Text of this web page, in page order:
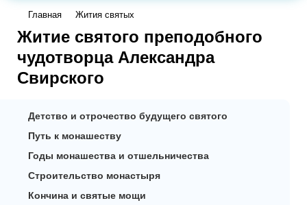
Главная Жития святых
Житие святого преподобного
чудотворца Александра
Свирского
Детство и отрочество будущего святого
Путь к монашеству
Годы монашества и отшельничества
Строительство монастыря
Кончина и святые мощи